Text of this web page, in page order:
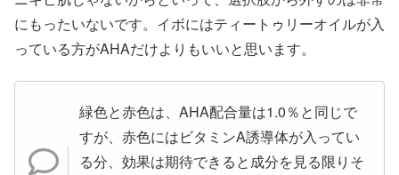
にもったいないです。イボにはティートゥリーオイルが入
っている方がAHAだけよりもいいと思います。
緑色と赤色は、AHA配合量は1.0％と同じで
すが、赤色にはビタミンA誘導体が入ってい
る分、効果は期待できると成分を見る限りそ